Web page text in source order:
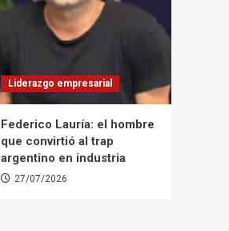
Liderazgo empresarial
Federico Lauría: el hombre
que convirtió al trap
argentino en industria
27/07/2026